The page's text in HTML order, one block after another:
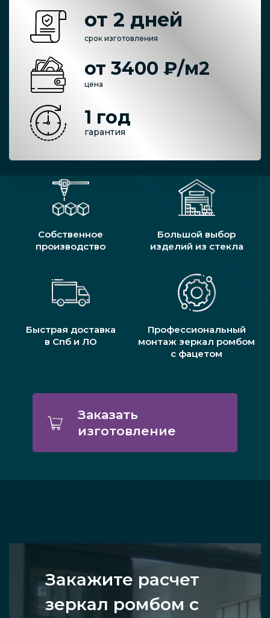
от 2 дней
срок изготовления
от 3400 ₽/м2
цена
1 год
гарантия
Собственное
производство
Большой выбор
изделий из стекла
Быстрая доставка
в Спб и ЛО
Профессиональный
монтаж зеркал ромбом
с фацетом
Заказать
изготовление
Закажите расчет
зеркал ромбом с